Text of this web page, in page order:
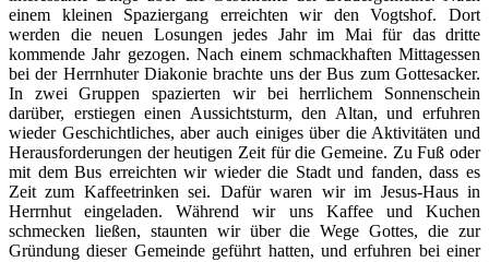
einem kleinen Spaziergang erreichten wir den Vogtshof. Dort
werden die neuen Losungen jedes Jahr im Mai für das dritte
kommende Jahr gezogen. Nach einem schmackhaften Mittagessen
bei der Herrnhuter Diakonie brachte uns der Bus zum Gottesacker.
In zwei Gruppen spazierten wir bei herrlichem Sonnenschein
darüber, erstiegen einen Aussichtsturm, den Altan, und erfuhren
wieder Geschichtliches, aber auch einiges über die Aktivitäten und
Herausforderungen der heutigen Zeit für die Gemeine. Zu Fuß oder
mit dem Bus erreichten wir wieder die Stadt und fanden, dass es
Zeit zum Kaffeetrinken sei. Dafür waren wir im Jesus-Haus in
Herrnhut eingeladen. Während wir uns Kaffee und Kuchen
schmecken ließen, staunten wir über die Wege Gottes, die zur
Gründung dieser Gemeinde geführt hatten, und erfuhren bei einer